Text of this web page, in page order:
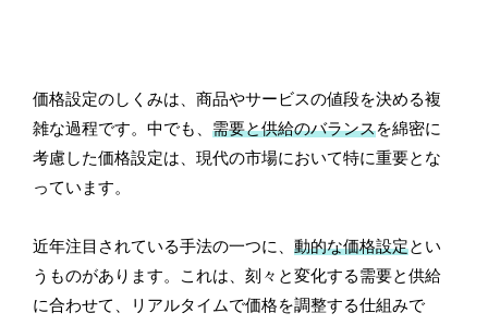
価格設定のしくみは、商品やサービスの値段を決める複
雑な過程です。中でも、需要と供給のバランスを綿密に
考慮した価格設定は、現代の市場において特に重要とな
っています。
近年注目されている手法の一つに、動的な価格設定とい
うものがあります。これは、刻々と変化する需要と供給
に合わせて、リアルタイムで価格を調整する仕組みで